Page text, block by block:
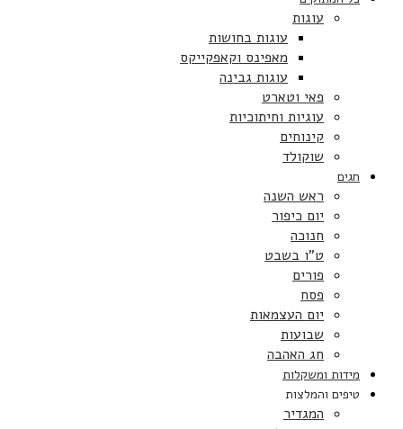
עוגות
עוגות בחושות
מאפינס וקאפקייקס
עוגות גבינה
פאי וטארט
עוגיות וחיתוכיות
קינוחים
שוקולד
חגים
ראש השנה
יום כיפור
חנוכה
ט”ו בשבט
פורים
פסח
יום העצמאות
שבועות
חג האהבה
מידות ומשקלות
טיפים והמלצות
המגדיר